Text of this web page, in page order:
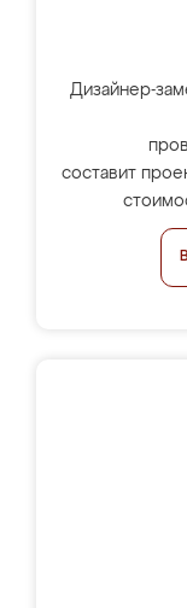
Дизайнер-
составит